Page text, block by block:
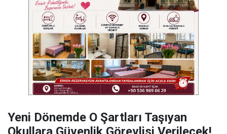
Yeni Dönemde O Şartları Taşıyan